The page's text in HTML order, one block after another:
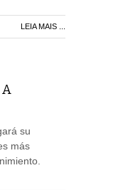
LEIA MAIS ...
A
su
más